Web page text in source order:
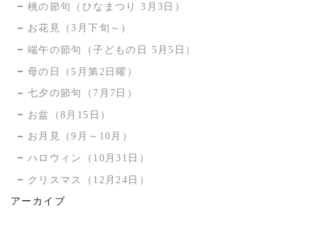
桃の節句（ひなまつり 3月3日）
お花見（3月下旬～）
端午の節句（子どもの日 5月5日）
母の日（5月第2日曜）
七夕の節句（7月7日）
お盆（8月15日）
お月見（9月～10月）
ハロウィン（10月31日）
クリスマス（12月24日）
アーカイブ